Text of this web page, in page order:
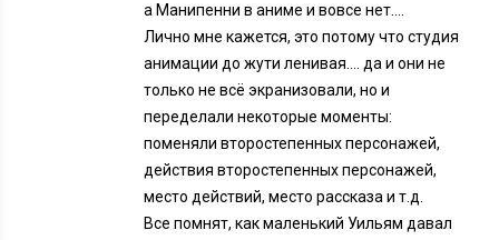
а Манипенни в аниме и вовсе нет….
Лично мне кажется, это потому что студия
анимации до жути ленивая…. да и они не
только не всё экранизовали, но и
переделали некоторые моменты:
поменяли второстепенных персонажей,
действия второстепенных персонажей,
место действий, место рассказа и т.д.
Все помнят, как маленький Уильям давал